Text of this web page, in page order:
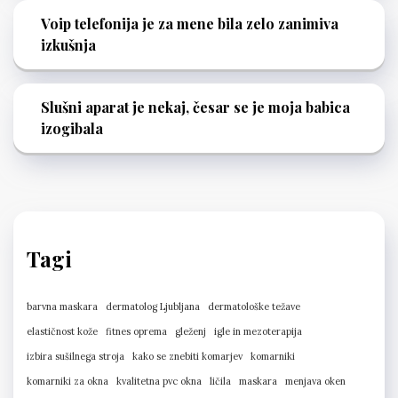
Voip telefonija je za mene bila zelo zanimiva
izkušnja
Slušni aparat je nekaj, česar se je moja babica
izogibala
Tagi
barvna maskara dermatolog Ljubljana
dermatološke težave
elastičnost kože
fitnes oprema gleženj
igle in mezoterapija
izbira sušilnega stroja
kako se znebiti komarjev
komarniki
komarniki za okna
kvalitetna pvc okna ličila maskara
menjava oken